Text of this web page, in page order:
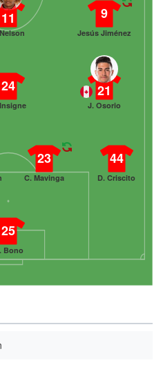
25
Bono
23
C. Mavinga
44
D. Criscito
24 21
J. Osorio
11 9
Jesús Jiménez